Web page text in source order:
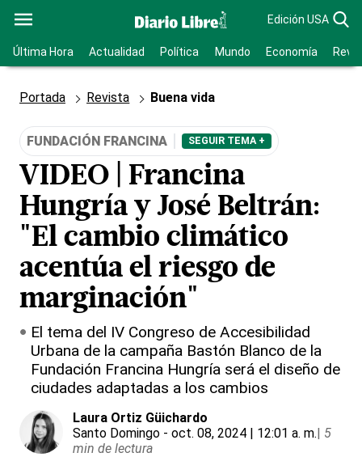
Edición USA
Última Hora Actualidad Política Mundo Economía
Portada Revista Buena vida
FUNDACIÓN FRANCINA SEGUIR TEMA +
VIDEO | Francina
Hungría y José Beltrán:
"El cambio climático
acentúa el riesgo de
marginación"
El tema del IV Congreso de Accesibilidad
Urbana de la campaña Bastón Blanco de la
Fundación Francina Hungría será el diseño de
ciudades adaptadas a los cambios
Laura Ortiz Güichardo
Santo Domingo - oct. 08, 2024 | 12:01 a. m.| 5
min de lectura